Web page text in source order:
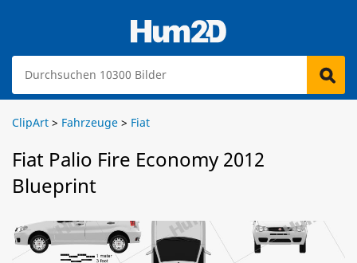
ClipArt > Fahrzeuge > Fiat
Fiat Palio Fire Economy 2012
Blueprint